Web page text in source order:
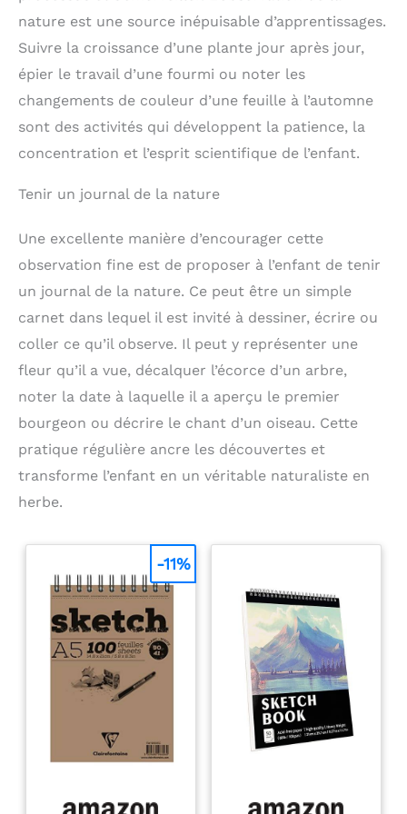
cherchez un cadeau
unique et éducatif pour
la Fête des Enfants ? Ce
kit complet de jeu
imaginatif de jardinage
sera un succès auprès
leurs yeux s'illuminer
de leur propre kit
imaginatifs dans le jardin
!
nature est une source inépuisable d’apprentissages.
Suivre la croissance d’une plante jour après jour,
épier le travail d’une fourmi ou noter les
changements de couleur d’une feuille à l’automne
sont des activités qui développent la patience, la
concentration et l’esprit scientifique de l’enfant.
Tenir un journal de la nature
Une excellente manière d’encourager cette
observation fine est de proposer à l’enfant de tenir
un journal de la nature. Ce peut être un simple
carnet dans lequel il est invité à dessiner, écrire ou
coller ce qu’il observe. Il peut y représenter une
fleur qu’il a vue, décalquer l’écorce d’un arbre,
noter la date à laquelle il a aperçu le premier
bourgeon ou décrire le chant d’un oiseau. Cette
pratique régulière ancre les découvertes et
transforme l’enfant en un véritable naturaliste en
herbe.
-11%